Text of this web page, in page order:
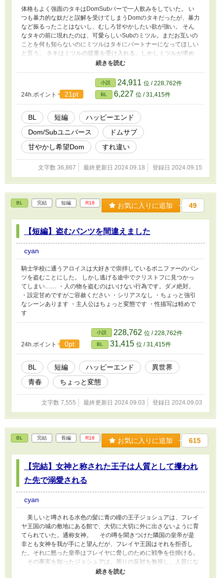
体格もよく強面のタキはDomSubバーで一人飲みをしていた。 い
つも暴力的な奴だと誤解を受けてしまうDomのタキだったが、暴力
など振るったことはないし、むしろ甘やかしたい欲が強い。 そん
なタキの前に現れたのは、可愛らしいSubのミツル。まだお互いの
ことを何も知らないのにミツルはタキにパートナーになってほしい
と言う。 タキはミツルの提案を受け入れる。しかしミツルが求め
ていたのはハードプレイだった。 戸惑いながらも、どうにかミツ
ルのすれ違いストーリー ・DomSubユニバースの設定をお借りし
ています（独自設定あり） ・軽い暴力行為が含まれますので苦手
な方はご注意ください ・DomSubを知らない方でも読めるよう説
明が時々出てきます ・ハードな躾はありません。基本甘々です ＠
Dom/Subユニバース この世界には男女の性の他にダイナミクスと
呼ばれる第二の性が存在している。 DomはSubを支配し庇護した
い欲があり、SubはDomに支配されて従いたい欲がある。 Domと
Subの他に、Normalと呼ばれるDomでもSubでもない者やSwitchと
呼ばれるDomとSubの両方を持っている者もいる。 DomがSubに
指示を与えて従わせるプレイはCommandを使って行われる。
24h.ポイント 21pt
小説 24,911 位 / 228,762件
BL 6,227 位 / 31,415件
BL 短編
ハッピーエンド
Dom/Subユニバース
ドムサブ
甘やかし希望Dom
すれ違い
文字数 36,867 最終更新日 2024.09.18 登録日 2024.09.15
BL 完結 短編 R18 お気に入りに追加 49
【短編】盗むパンツを間違えました
cyan
騎士学校に通うアロイスは大好きで崇拝しているボニファーのパン
ツを盗むことにした。 しかし逃げる途中でクリストフに見つかっ
てしまい…… ・人の物を盗むのはいけない行為です。ダメ絶対。
・設定甘めですがご容赦ください ・シリアスなし ・ちょっと強引
なシーンあります ・主人公はちょっと変態です ・性描写は軽めで
す
24h.ポイント 0pt
小説 228,762 位 / 228,762件
BL 31,415 位 / 31,415件
BL 短編 ハッピーエンド
異世界
青春
ちょっと変態
文字数 7,555 最終更新日 2024.09.03 登録日 2024.09.03
BL 完結 長編 R18 お気に入りに追加 615
【完結】女神と称された王子は人質として攫われ
た先で溺愛される
cyan
美しいと噂される水色の髪に青の瞳の王子ジョシュアは、フレイ
ヤ王国の城の敷地にある館で、大切に大切に外に出さないように育
てられていた。通称女神。 その噂を聞きつけた隣国の皇帝が是
非とも女神を我が手にと望んだが、フレイヤ王国はそれを拒否し
た。それに怒った皇帝はフレイヤに脅しのために戦争を仕掛ける。
その事実を知ったジョシュアは、周りの反対を無視し、人質にな
るべく帝国が差し向けた偵察隊に自ら攫われる。 なぜ彼が女神